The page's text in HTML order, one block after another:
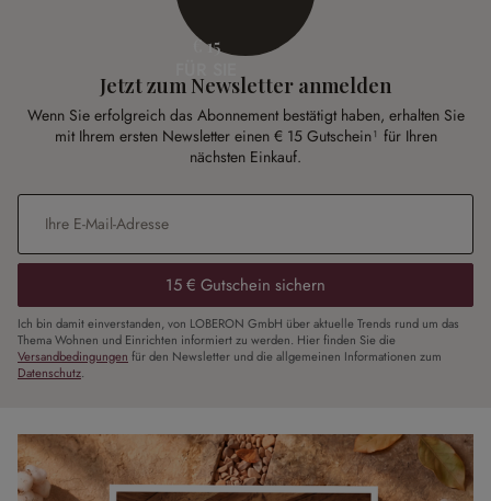
€ 15
Jetzt zum Newsletter anmelden
Wenn Sie erfolgreich das Abonnement bestätigt haben, erhalten Sie
mit Ihrem ersten Newsletter einen € 15 Gutschein¹ für Ihren
nächsten Einkauf.
E-Mail-Adresse*
15 € Gutschein sichern
Ich bin damit einverstanden, von LOBERON GmbH über aktuelle Trends rund um das
Thema Wohnen und Einrichten informiert zu werden. Hier finden Sie die
Versandbedingungen für den Newsletter und die allgemeinen Informationen zum
Datenschutz.